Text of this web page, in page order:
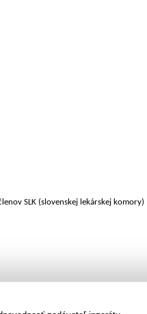
SLK (slovenskej lekárskej komory) |